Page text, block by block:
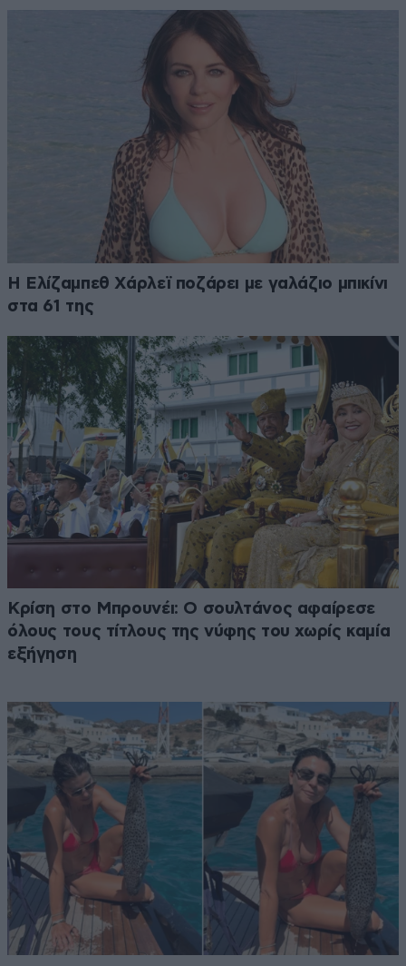
Η Ελίζαμπεθ Χάρλεϊ ποζάρει με γαλάζιο μπικίνι
στα 61 της
Κρίση στο Μπρουνέι: Ο σουλτάνος αφαίρεσε
όλους τους τίτλους της νύφης του χωρίς καμία
εξήγηση